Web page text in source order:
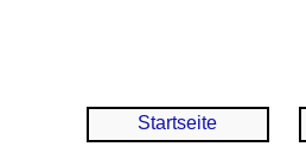
Startseite